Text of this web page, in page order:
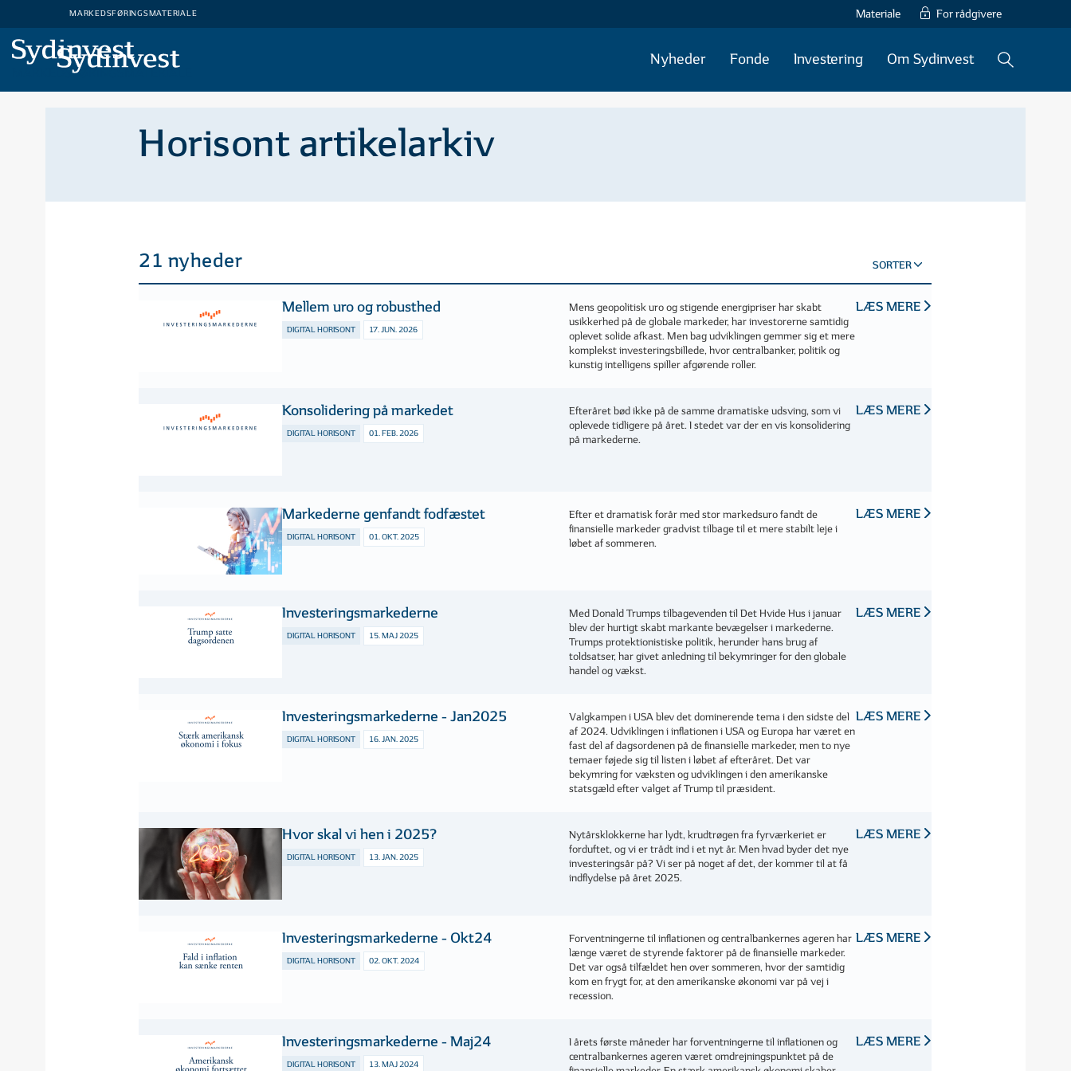
MARKEDSFØRINGSMATERIALE Materiale For rådgivere
MARKEDSFØRINGSMATERIALE
Nyheder Fonde Investering Om Sydinvest
Horisont artikelarkiv
21 nyheder SORTER
Mellem uro og robusthed
DIGITAL HORISONT 17. JUN. 2026
Mens geopolitisk uro og stigende energipriser har skabt
usikkerhed på de globale markeder, har investorerne samtidig
oplevet solide afkast. Men bag udviklingen gemmer sig et mere
komplekst investeringsbillede, hvor centralbanker, politik og
kunstig intelligens spiller afgørende roller.
LÆS MERE
Konsolidering på markedet
DIGITAL HORISONT 01. FEB. 2026
Efteråret bød ikke på de samme dramatiske udsving, som vi
oplevede tidligere på året. I stedet var der en vis konsolidering
på markederne.
LÆS MERE
Markederne genfandt fodfæstet
DIGITAL HORISONT 01. OKT. 2025
Efter et dramatisk forår med stor markedsuro fandt de
finansielle markeder gradvist tilbage til et mere stabilt leje i
løbet af sommeren.
LÆS MERE
Investeringsmarkederne
DIGITAL HORISONT 15. MAJ 2025
Med Donald Trumps tilbagevenden til Det Hvide Hus i januar
blev der hurtigt skabt markante bevægelser i markederne.
Trumps protektionistiske politik, herunder hans brug af
toldsatser, har givet anledning til bekymringer for den globale
handel og vækst.
LÆS MERE
Investeringsmarkederne - Jan2025
DIGITAL HORISONT 16. JAN. 2025
Valgkampen i USA blev det dominerende tema i den sidste del
af 2024. ­Udviklingen i inflationen i USA og Europa har været en
fast del af dags­ordenen på de finansielle markeder, men to nye
temaer føjede sig til listen i løbet af efteråret. Det var
bekymring for væksten og udviklingen i den amerikanske
statsgæld efter valget af Trump til præsident.
LÆS MERE
Hvor skal vi hen i 2025?
DIGITAL HORISONT 13. JAN. 2025
Nytårsklokkerne har lydt, krudtrøgen fra fyrværkeriet er
forduftet, og vi er trådt ind i et nyt år. Men hvad byder det nye
investeringsår på? Vi ser på noget af det, der kommer til at få
indflydelse på året 2025.
LÆS MERE
Investeringsmarkederne - Okt24
DIGITAL HORISONT 02. OKT. 2024
Forventningerne til inflationen og centralbankernes ageren har
længe været de styrende faktorer på de finansielle markeder.
Det var også tilfældet hen over sommeren, hvor der samtidig
kom en frygt for, at den amerikanske økonomi var på vej i
recession.
LÆS MERE
Investeringsmarkederne - Maj24
DIGITAL HORISONT 13. MAJ 2024
I årets første måneder har forventningerne til inflationen og
centralbankernes ageren været omdrejningspunktet på de
LÆS MERE